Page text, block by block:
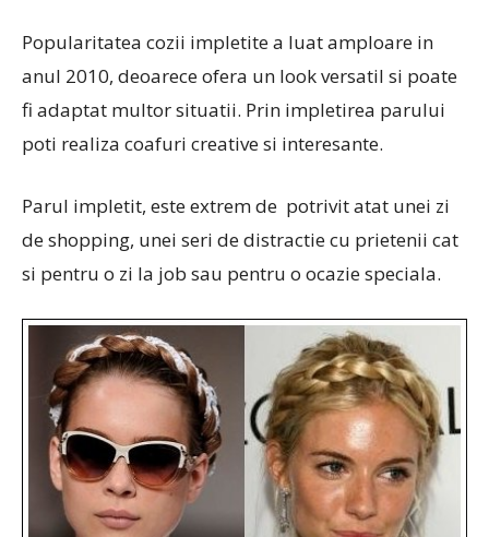
Popularitatea cozii impletite a luat amploare in
anul 2010, deoarece ofera un look versatil si poate
fi adaptat multor situatii. Prin impletirea parului
poti realiza coafuri creative si interesante.
Parul impletit, este extrem de potrivit atat unei zi
de shopping, unei seri de distractie cu prietenii cat
si pentru o zi la job sau pentru o ocazie speciala.